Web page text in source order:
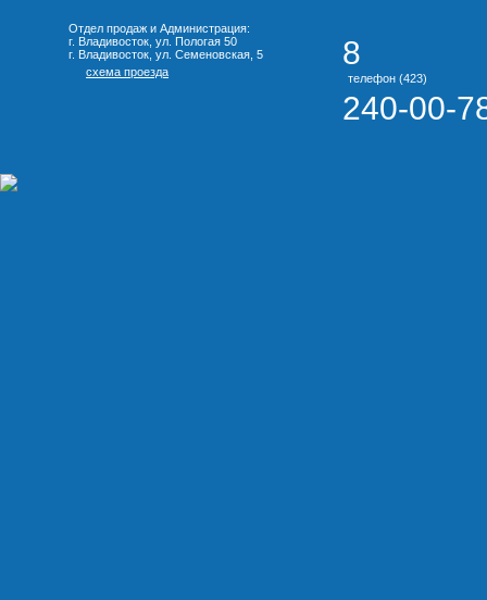
Отдел продаж и Администрация:
г. Владивосток, ул. Пологая 50
г. Владивосток, ул. Семеновская, 5
схема проезда
8
телефон (423)
240-00-